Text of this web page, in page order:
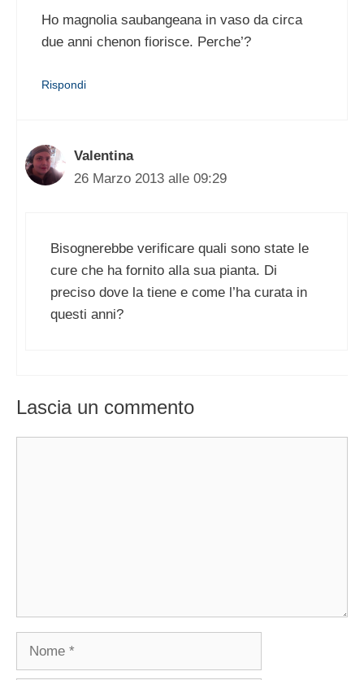
Ho magnolia saubangeana in vaso da circa
due anni chenon fiorisce. Perche’?
Rispondi
Valentina
26 Marzo 2013 alle 09:29
Bisognerebbe verificare quali sono state le
cure che ha fornito alla sua pianta. Di
preciso dove la tiene e come l’ha curata in
questi anni?
Lascia un commento
Nome